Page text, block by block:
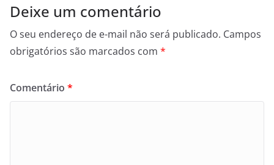
Deixe um comentário
O seu endereço de e-mail não será publicado. Campos
obrigatórios são marcados com *
Comentário *